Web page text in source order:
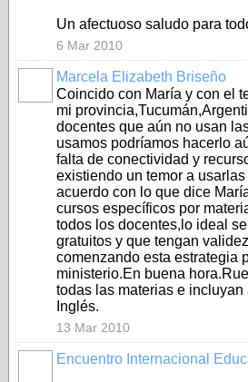
Un afectuoso saludo para
6 Mar 2010
Marcela Elizabeth Briseño
Coincido con María y con el
mi
docentes que aún no usan
usamos podríamos hacerlo
falta de conectividad y
existiendo un temor a
acuerdo con lo que dice
cursos específicos por
todos los docentes,lo ideal
gratuitos y que tengan
comenzando esta estrategia
ministerio.En buena
todas las materias e
Inglés.
13 Mar 2010
Encuentro Internacional